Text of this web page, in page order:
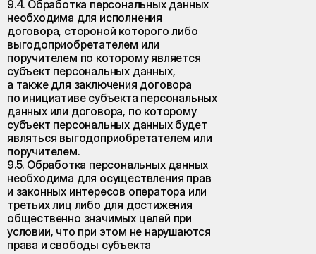
9.4. Обработка персональных данных
необходима для исполнения
договора, стороной которого либо
выгодоприобретателем или
поручителем по которому является
субъект персональных данных,
а также для заключения договора
по инициативе субъекта персональных
данных или договора, по которому
субъект персональных данных будет
являться выгодоприобретателем или
поручителем.
9.5. Обработка персональных данных
необходима для осуществления прав
и законных интересов оператора или
третьих лиц либо для достижения
общественно значимых целей при
условии, что при этом не нарушаются
права и свободы субъекта